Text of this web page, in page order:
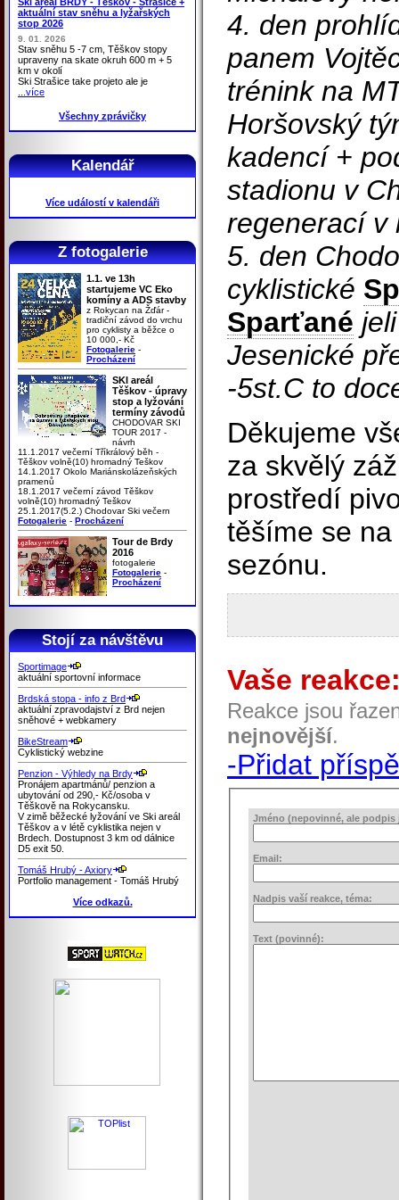
aktuální stav sněhu a lyžařských
stop 2026
9. 01. 2026
Stav sněhu 5 -7 cm, Těškov stopy
upraveny na skate okruh 600 m + 5
km v okolí
Ski Strašice take projeto ale je
...více
Všechny zprávičky
Kalendář
Více událostí v kalendáři
Z fotogalerie
1.1. ve 13h
startujeme VC Eko
komíny a ADS stavby
z Rokycan na Žďár -
tradiční závod do vrchu
pro cyklisty a běžce o
10 000,- Kč
Fotogalerie -
Procházení
SKI areál
Těškov - úpravy
stop a lyžování
termíny závodů
CHODOVAR SKI
TOUR 2017 -
návrh
11.1.2017 večerní Tříkrálový běh -
Těškov volně(10) hromadný Teškov
14.1.2017 Okolo Mariánskolázeňských
pramenů
18.1.2017 večerní závod Těškov
volně(10) hromadný Teškov
25.1.2017(5.2.) Chodovar Ski večern
Fotogalerie - Procházení
Tour de Brdy
2016
fotogalerie
Fotogalerie -
Procházení
Stojí za návštěvu
Sportimage
aktuální sportovní informace
Brdská stopa - info z Brd
aktuální zpravodajství z Brd nejen
sněhové + webkamery
BikeStream
Cyklistický webzine
Penzion - Výhledy na Brdy
Pronájem apartmánů/ penzion a
ubytování od 290,- Kč/osoba v
Těškově na Rokycansku.
V zimě běžecké lyžování ve Ski areál
Těškov a v létě cyklistika nejen v
Brdech. Dostupnost 3 km od dálnice
D5 exit 50.
Tomáš Hrubý - Axiory
Portfolio management - Tomáš Hrubý
Více odkazů.
4. den
panem
trénink na
Horšovský
kadencí +
stadionu v
regenerací v
5. den
cyklistické
Sparťané
Jesenické
-5st.C to
Děkujeme
za skvělý
prostředí
těšíme se
sezónu.
Vaše
Reakce jsou
nejnovější.
-Přidat
Jméno (nepovinné, ale podpis
Email:
Nadpis vaší reakce, téma:
Text (povinné):